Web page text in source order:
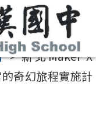
>新北Maker X
奇幻旅程實施計